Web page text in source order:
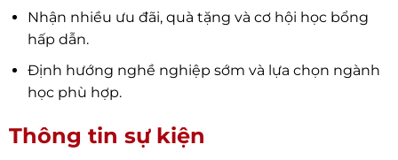
Nhận nhiều ưu đãi, quà tặng và cơ hội học bổng
hấp dẫn.
Định hướng nghề nghiệp sớm và lựa chọn ngành
học phù hợp.
Thông tin sự kiện